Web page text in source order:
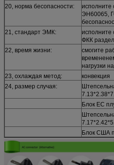
20, норма бесопасности:
ЭН60065,
21, стандарт ЭМК:
ФКК
22, время жизни:
смогите
нагрузки
23, охлаждая метод:
конвекция
24, размер случая:
Блок ЕС
Блок США